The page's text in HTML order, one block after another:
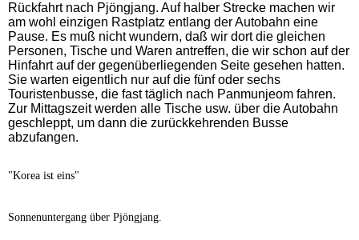
Rückfahrt nach Pjöngjang. Auf halber Strecke machen wir
am wohl einzigen Rastplatz entlang der Autobahn eine
Pause. Es muß nicht wundern, daß wir dort die gleichen
Personen, Tische und Waren antreffen, die wir schon auf der
Hinfahrt auf der gegenüberliegenden Seite gesehen hatten.
Sie warten eigentlich nur auf die fünf oder sechs
Touristenbusse, die fast täglich nach Panmunjeom fahren.
Zur Mittagszeit werden alle Tische usw. über die Autobahn
geschleppt, um dann die zurückkehrenden Busse
abzufangen.
"Korea ist eins"
Sonnenuntergang über Pjöngjang.